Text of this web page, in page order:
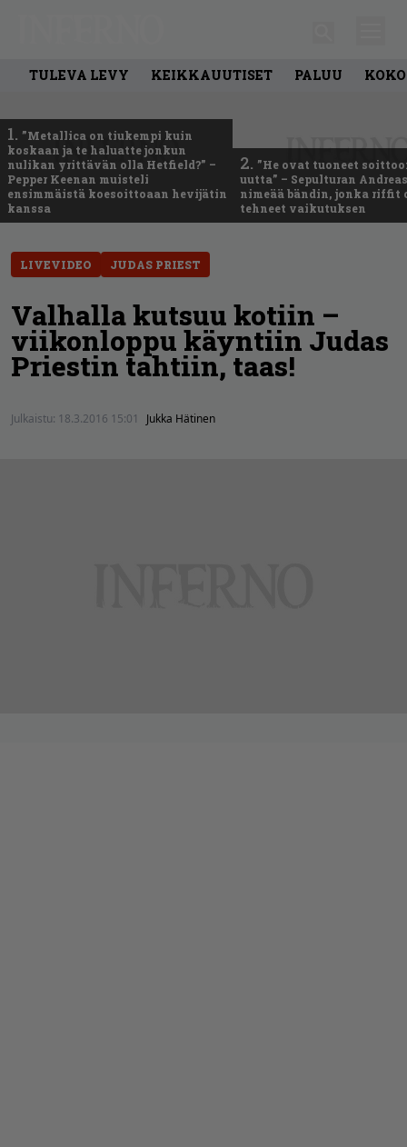
TULEVA LEVY KEIKKAUUTISET PALUU
1. ”Metallica on tiukempi kuin
koskaan ja te haluatte jonkun
nulikan yrittävän olla Hetfield?” –
Pepper Keenan muisteli
ensimmäistä koesoittoaan hevijätin
kanssa
2. ”He ovat tuoneet
uutta” – Sepulturan
nimeää bändin, jonka riffit
tehneet vaikutuksen
LIVEVIDEO JUDAS PRIEST
Valhalla kutsuu kotiin –
viikonloppu käyntiin Judas
Priestin tahtiin, taas!
Julkaistu: 18.3.2016 15:01 Jukka Hätinen